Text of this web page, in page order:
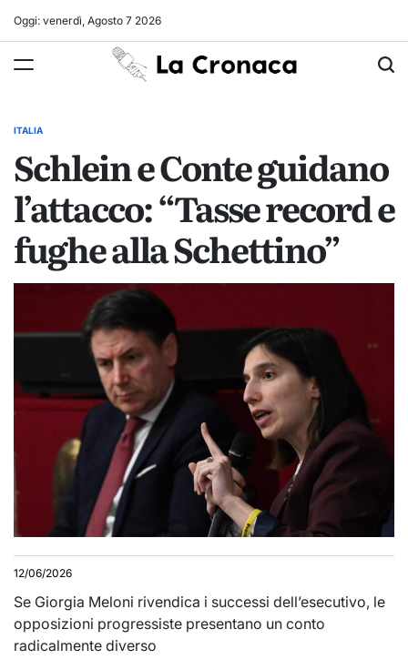
Oggi: venerdì, Agosto 7 2026
La
Cronaca
POSTED
ITALIA
Schlein e Conte guidano
l’attacco: “Tasse record e
fughe alla Schettino”
12/06/2026
Se Giorgia Meloni rivendica i successi dell’esecutivo, le
opposizioni progressiste presentano un conto
radicalmente diverso